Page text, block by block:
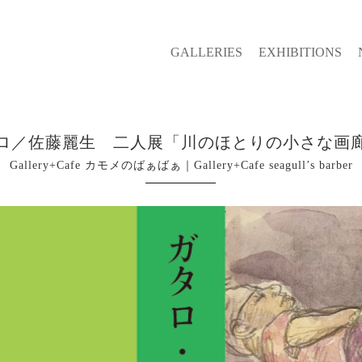
GALLERIES EXHIBITIONS
／佐藤麗生 二人展「川のほとりの小さな画
Gallery+Cafe カモメのばぁばぁ｜Gallery+Cafe seagull’s barber